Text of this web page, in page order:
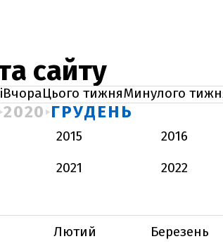
сайту
ВчораЦього тижняМинулого
2020 ГРУДЕНЬ
2015 2016
2021 2022
Лютий Березень